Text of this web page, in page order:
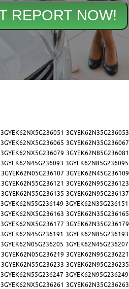
3GYEK62NX5G236051 3GYEK62N35G236053
3GYEK62NX5G236065 3GYEK62N35G236067
3GYEK62NX5G236079 3GYEK62N85G236081
3GYEK62N45G236093 3GYEK62N85G236095
3GYEK62N05G236107 3GYEK62N45G236109
3GYEK62N55G236121 3GYEK62N95G236123
3GYEK62N55G236135 3GYEK62N95G236137
3GYEK62N55G236149 3GYEK62N35G236151
3GYEK62NX5G236163 3GYEK62N35G236165
3GYEK62NX5G236177 3GYEK62N35G236179
3GYEK62N45G236191 3GYEK62N85G236193
3GYEK62N05G236205 3GYEK62N45G236207
3GYEK62N05G236219 3GYEK62N95G236221
3GYEK62N55G236233 3GYEK62N95G236235
3GYEK62N55G236247 3GYEK62N95G236249
3GYEK62NX5G236261 3GYEK62N35G236263